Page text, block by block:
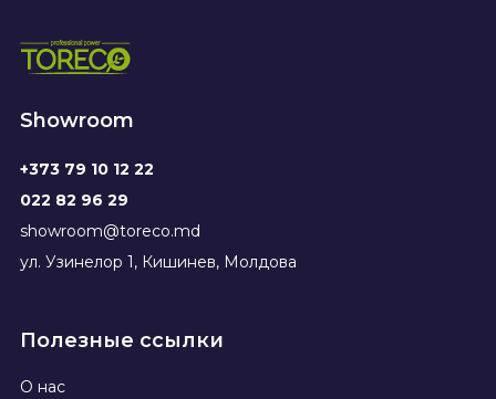
Showroom
+373 79 10 12 22
022 82 96 29
showroom@toreco.md
ул. Узинелор 1, Кишинев, Молдова
Полезные ссылки
О нас